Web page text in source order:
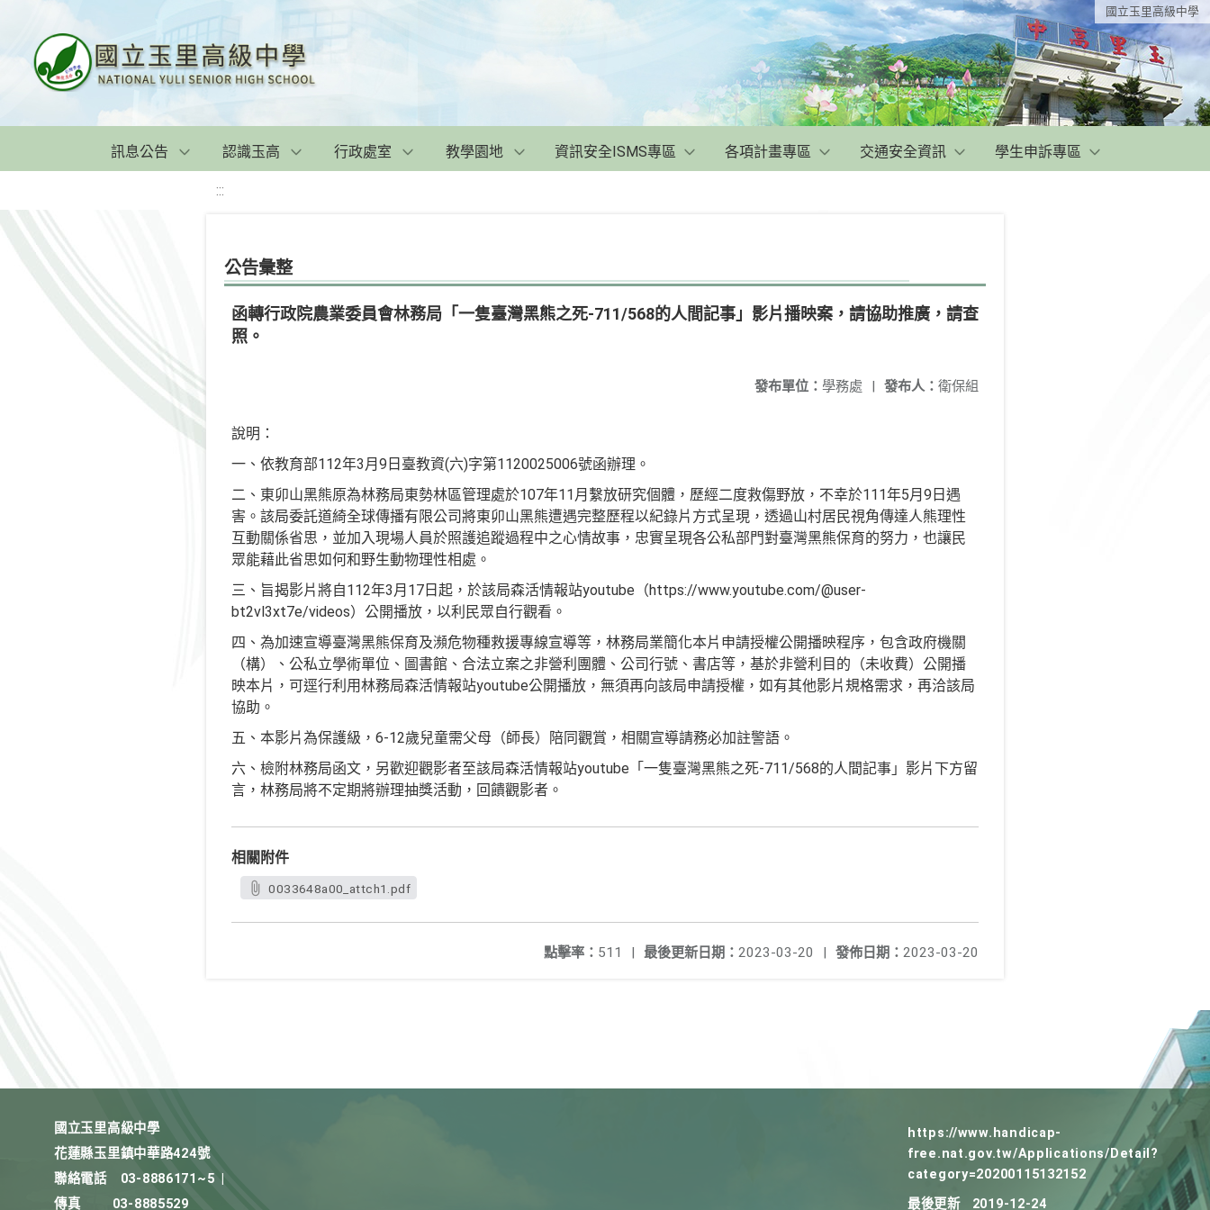
國立玉里高級中學
訊息公告 認識玉高 行政處室 教學園地 資訊安全ISMS專區 各項計畫專區 交通安全資訊 學生申訴專區
:::
公告彙整
函轉行政院農業委員會林務局「一隻臺灣黑熊之死-711/568的人間記事」影片播映案，請協助推廣，請查
照。
發布人： 衛保組
發布單位： 學務處 |
說明：
一、依教育部112年3月9日臺教資(六)字第1120025006號函辦理。
二、東卯山黑熊原為林務局東勢林區管理處於107年11月繫放研究個體，歷經二度救傷野放，不幸於111年5月9日遇
害。該局委託道綺全球傳播有限公司將東卯山黑熊遭遇完整歷程以紀錄片方式呈現，透過山村居民視角傳達人熊理性
互動關係省思，並加入現場人員於照護追蹤過程中之心情故事，忠實呈現各公私部門對臺灣黑熊保育的努力，也讓民
眾能藉此省思如何和野生動物理性相處。
三、旨揭影片將自112年3月17日起，於該局森活情報站youtube（https://www.youtube.com/@user-
bt2vl3xt7e/videos）公開播放，以利民眾自行觀看。
四、為加速宣導臺灣黑熊保育及瀕危物種救援專線宣導等，林務局業簡化本片申請授權公開播映程序，包含政府機關
（構）、公私立學術單位、圖書館、合法立案之非營利團體、公司行號、書店等，基於非營利目的（未收費）公開播
映本片，可逕行利用林務局森活情報站youtube公開播放，無須再向該局申請授權，如有其他影片規格需求，再洽該局
協助。
五、本影片為保護級，6-12歲兒童需父母（師長）陪同觀賞，相關宣導請務必加註警語。
六、檢附林務局函文，另歡迎觀影者至該局森活情報站youtube「一隻臺灣黑熊之死-711/568的人間記事」影片下方留
言，林務局將不定期將辦理抽獎活動，回饋觀影者。
相關附件
0033648a00_attch1.pdf
發佈日期： 2023-03-20
最後更新日期： 2023-03-20 |
點擊率： 511 |
國立玉里高級中學
花蓮縣玉里鎮中華路424號
聯絡電話
03-8886171~5
傳真
03-8885529
https://www.handicap-
free.nat.gov.tw/Applications/Detail?
category=20200115132152
最後更新
2019-12-24